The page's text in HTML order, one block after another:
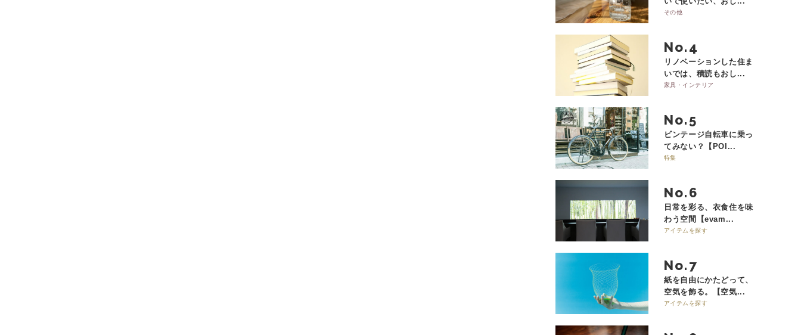
その他
No.
リノベーションした住ま
いでは、積読もおし...
家具・インテリア
No.
ビンテージ自転車に乗っ
てみない？【POI...
特集
No.
日常を彩る、衣食住を味
わう空間【evam...
アイテムを探す
No.
紙を自由にかたどって、
空気を飾る。【空気...
アイテムを探す